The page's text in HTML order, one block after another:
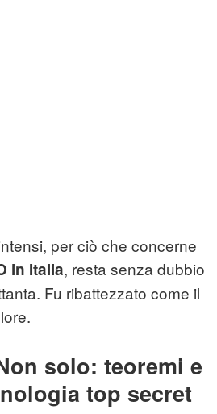
per ciò che concerne
in Italia, resta senza dubbio
Fu ribattezzato come il
solo: teoremi e
top secret